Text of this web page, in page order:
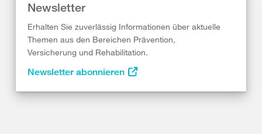
Newsletter
Erhalten Sie zuverlässig Informationen über aktuelle
Themen aus den Bereichen Prävention,
Versicherung und Rehabilitation.
Newsletter abonnieren